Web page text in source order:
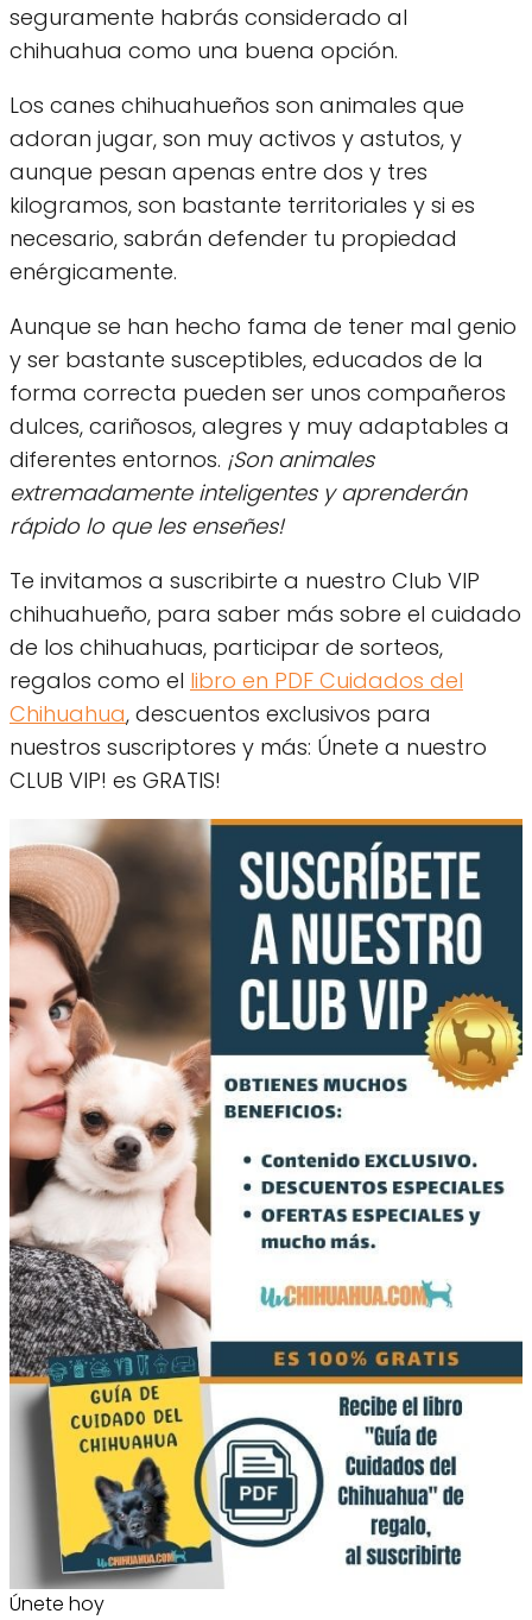
seguramente habrás considerado al
chihuahua como una buena opción.
Los canes chihuahueños son animales que
adoran jugar, son muy activos y astutos, y
aunque pesan apenas entre dos y tres
kilogramos, son bastante territoriales y si es
necesario, sabrán defender tu propiedad
enérgicamente.
Aunque se han hecho fama de tener mal genio
y ser bastante susceptibles, educados de la
forma correcta pueden ser unos compañeros
dulces, cariñosos, alegres y muy adaptables a
diferentes entornos. ¡Son animales
extremadamente inteligentes y aprenderán
rápido lo que les enseñes!
Te invitamos a suscribirte a nuestro Club VIP
chihuahueño, para saber más sobre el cuidado
de los chihuahuas, participar de sorteos,
regalos como el libro en PDF Cuidados del
Chihuahua, descuentos exclusivos para
nuestros suscriptores y más: Únete a nuestro
CLUB VIP! es GRATIS!
Únete hoy